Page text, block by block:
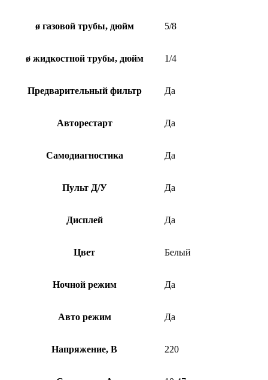
ø газовой трубы, дюйм 5/8
ø жидкостной трубы, дюйм 1/4
Предварительный фильтр Да
Авторестарт Да
Самодиагностика Да
Пульт Д/У Да
Дисплей Да
Цвет Белый
Ночной режим Да
Авто режим Да
Напряжение, В 220